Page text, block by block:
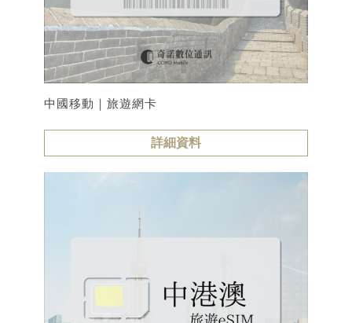
中國移動｜旅遊網卡
詳細資料